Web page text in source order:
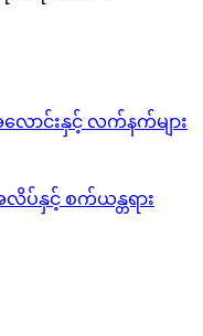
ာင်းနှင့် လက်နက်များ
ပ်နှင့် စက်ယန္တရား